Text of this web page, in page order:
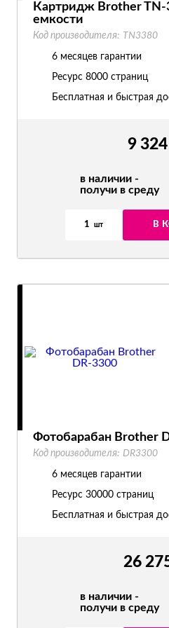
9 324
в наличии -
получи в среду
1 шт В
Картридж Brother
емкости
Код производителя: TN3380
6 месяцев гарантии
Ресурс 8000 страниц
Бесплатная и быстрая
26
в наличии -
получи в среду
Фотобарабан Brother
Код производителя: DR3300
6 месяцев гарантии
Ресурс 30000 страниц
Бесплатная и быстрая